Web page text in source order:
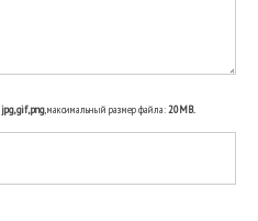
jpg, gif, png, максимальный размер файла:20MB.